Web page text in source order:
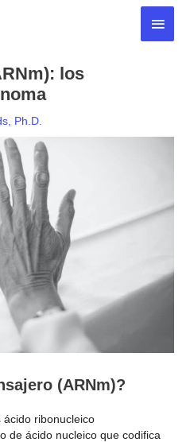
los
Ph.D.
(ARNm)?
ácido ribonucleico
de ácido nucleico que codifica